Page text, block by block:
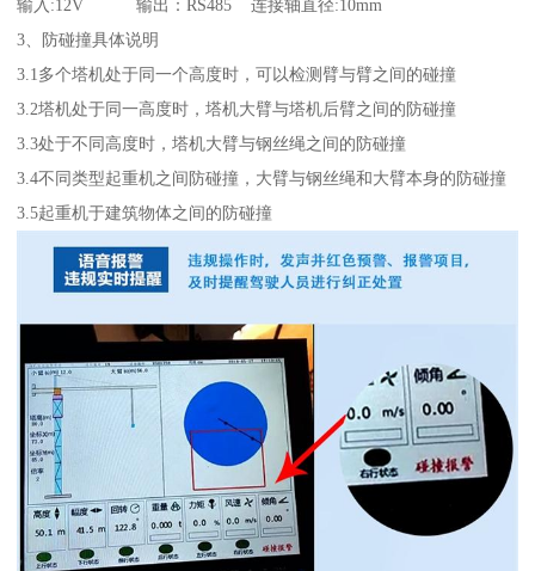
输入:12V 输出：RS485 连接轴直径:10mm
3、防碰撞具体说明
3.1多个塔机处于同一个高度时，可以检测臂与臂之间的碰撞
3.2塔机处于同一高度时，塔机大臂与塔机后臂之间的防碰撞
3.3处于不同高度时，塔机大臂与钢丝绳之间的防碰撞
3.4不同类型起重机之间防碰撞，大臂与钢丝绳和大臂本身的防碰撞
3.5起重机于建筑物体之间的防碰撞